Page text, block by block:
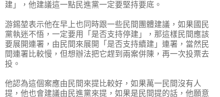
建」，他建議這一點民進黨一定要堅持要底。
游錫堃表示他在早上也同時跟一些民間團體建議，如果國民
黨執迷不悟，一定要用「是否支持停建」，那這樣民間應該
要展開連署，由民間來展開「是否支持續建」連署，當然民
間連署比較慢，但想辦法把它趕到兩案併陳，再一次投票去
投。
他認為這個案應由民間來提比較好，如果萬一民間沒有人
提，他也會建議由民進黨來提，如果是民間提的話，他願意